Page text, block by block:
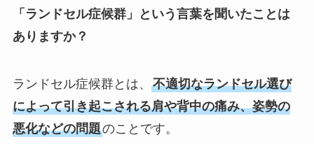
「ランドセル症候群」という言葉を聞いたことは
ありますか？
ランドセル症候群とは、 不適切なランドセル選び
によって引き起こされる肩や背中の痛み、姿勢の
悪化などの問題のことです。